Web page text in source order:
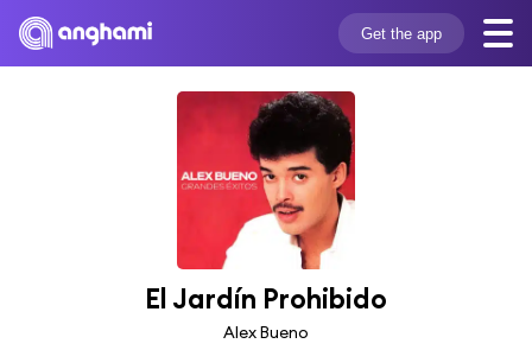
Get the app
El Jardín Prohibido
Alex Bueno